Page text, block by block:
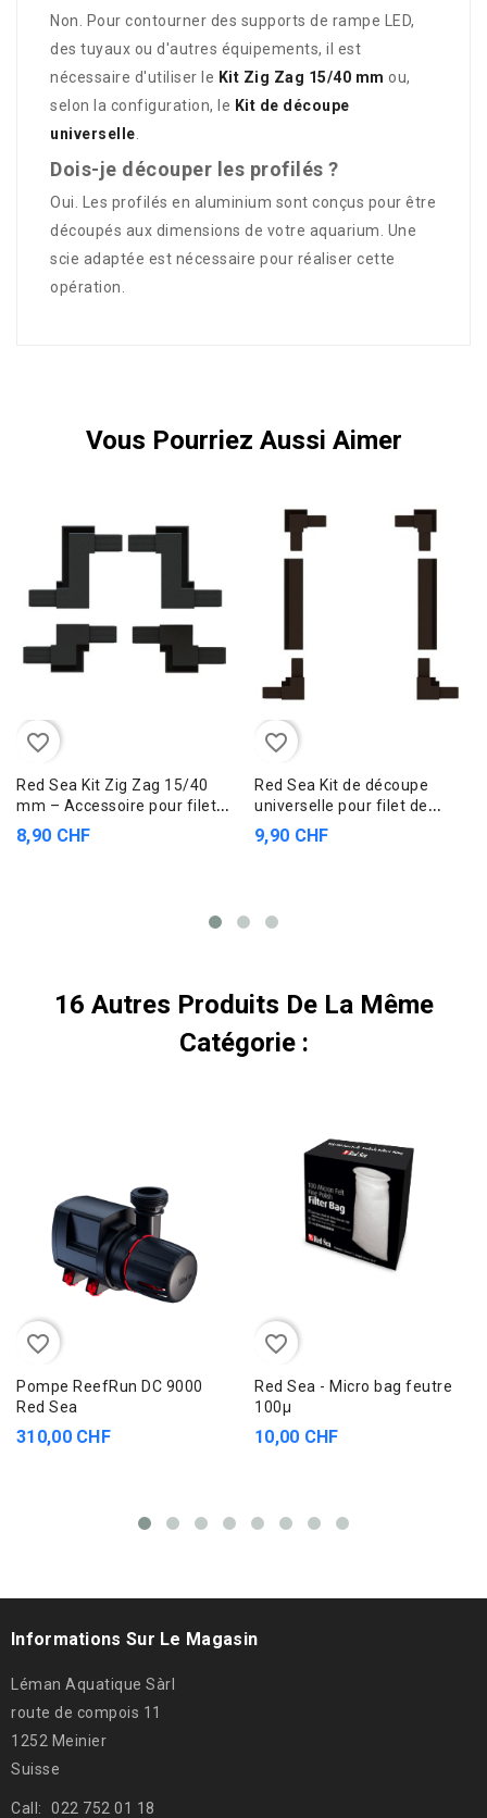
Non. Pour contourner des supports de rampe LED,
des tuyaux ou d'autres équipements, il est
nécessaire d'utiliser le Kit Zig Zag 15/40 mm ou,
selon la configuration, le Kit de découpe
universelle
Dois-je découper les profilés ?
Oui. Les profilés en aluminium sont conçus pour être
découpés aux dimensions de votre aquarium. Une
scie adaptée est nécessaire pour réaliser cette
opération.
Vous Pourriez Aussi Aimer
favorite_border
Red Sea Kit Zig Zag 15/40
mm – Accessoire pour filet
de protection DIY
8,90 CHF
favorite_border
Red Sea Kit de découpe
universelle pour filet de
protection DIY
9,90 CHF
16 Autres Produits De La Même
Catégorie :
favorite_border
Pompe ReefRun DC 9000
Red Sea
310,00 CHF
favorite_border
Red Sea - Micro bag feutre
100µ
10,00 CHF
Informations Sur Le Magasin
Léman Aquatique Sàrl
route de compois 11
1252 Meinier
Suisse
Call: 022 752 01 18